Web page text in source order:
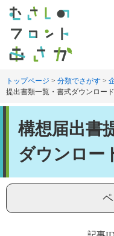
す
。
し
て
トップページ > 分類でさがす >
提出書類一覧・書式ダウンロード
構想届出書
ダウンロー